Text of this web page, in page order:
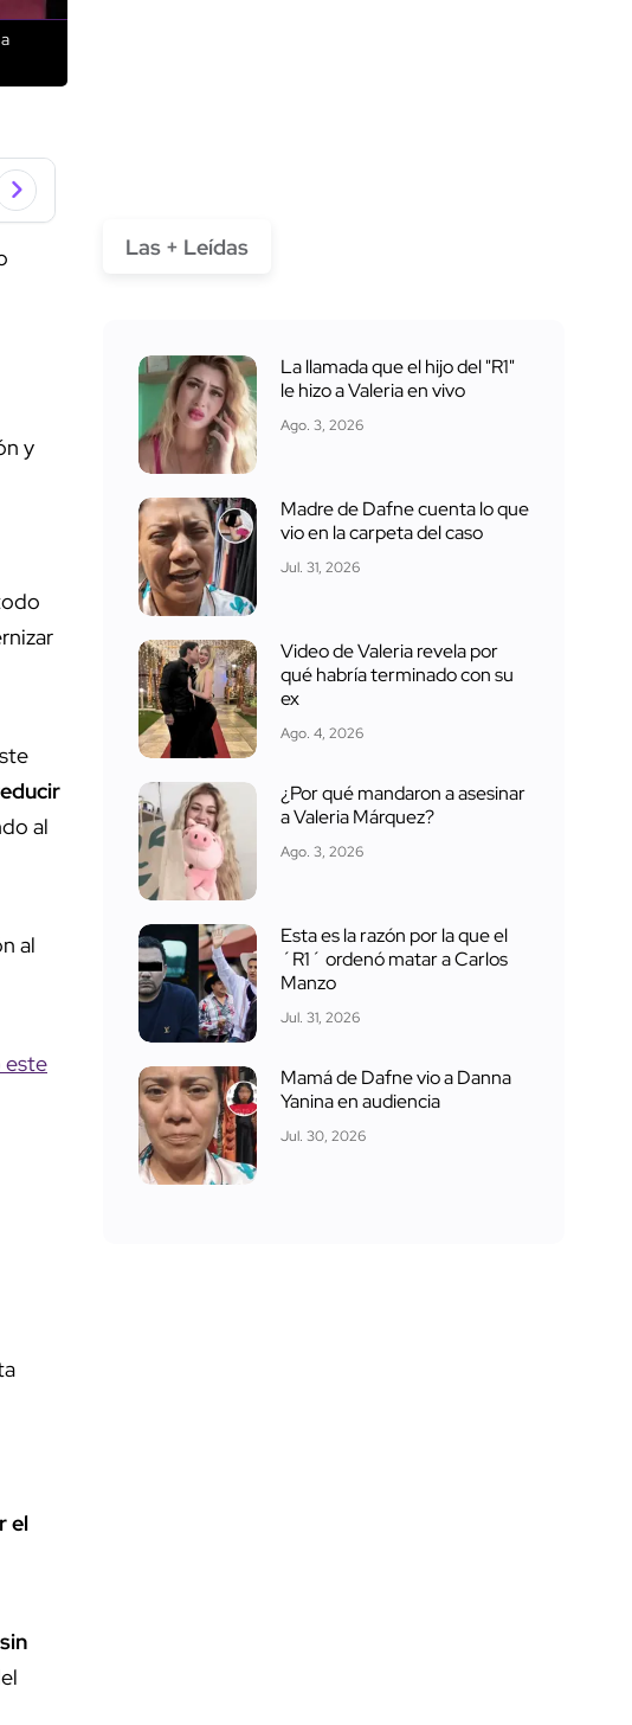
y
al
al
este
el
Las + Leídas
La llamada que el hijo del "R1"
le hizo a Valeria en vivo
Ago. 3, 2026
Madre de Dafne cuenta lo que
vio en la carpeta del caso
Jul. 31, 2026
Video de Valeria revela por
qué habría terminado con su
ex
Ago. 4, 2026
¿Por qué mandaron a asesinar
a Valeria Márquez?
Ago. 3, 2026
Esta es la razón por la que el
´R1´ ordenó matar a Carlos
Manzo
Jul. 31, 2026
Mamá de Dafne vio a Danna
Yanina en audiencia
Jul. 30, 2026